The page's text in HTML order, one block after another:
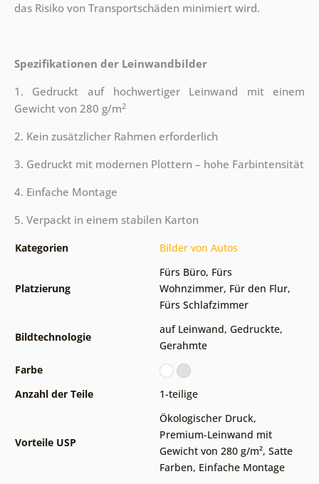
das Risiko von Transportschäden minimiert wird.
Spezifikationen der Leinwandbilder
1. Gedruckt auf hochwertiger Leinwand mit einem
Gewicht von 280 g/m2
2. Kein zusätzlicher Rahmen erforderlich
3. Gedruckt mit modernen Plottern – hohe Farbintensität
4. Einfache Montage
5. Verpackt in einem stabilen Karton
Kategorien Bilder von Autos
Platzierung
Fürs Büro, Fürs
Wohnzimmer, Für den Flur,
Fürs Schlafzimmer
Bildtechnologie
auf Leinwand, Gedruckte,
Gerahmte
Farbe
Anzahl der Teile
1-teilige
Vorteile USP
Ökologischer Druck,
Premium-Leinwand mit
Gewicht von 280 g/m², Satte
Farben, Einfache Montage